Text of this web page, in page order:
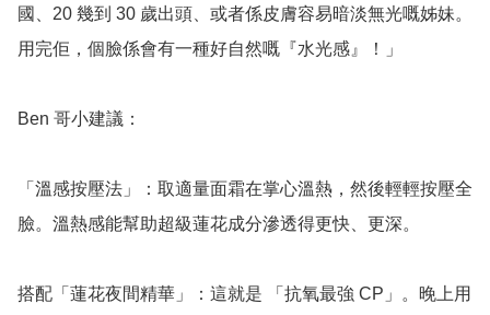
國、20 幾到 30 歲出頭、或者係皮膚容易暗淡無光嘅姊妹。
用完佢，個臉係會有一種好自然嘅『水光感』！」
Ben 哥小建議：
「溫感按壓法」：取適量面霜在掌心溫熱，然後輕輕按壓全
臉。溫熱感能幫助超級蓮花成分滲透得更快、更深。
搭配「蓮花夜間精華」：這就是 「抗氧最強 CP」。晚上用